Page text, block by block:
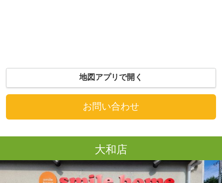
地図アプリで開く
お問い合わせ
大和店